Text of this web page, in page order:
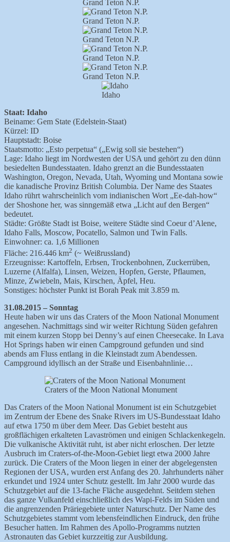
Grand Teton N.P.
Grand Teton N.P.
Grand Teton N.P.
Grand Teton N.P.
Grand Teton N.P.
Idaho
Staat: Idaho
Beiname: Gem State (Edelstein-Staat)
Kürzel: ID
Hauptstadt: Boise
Staatsmotto: „Esto perpetua“ („Ewig soll sie bestehen“)
Lage: Idaho liegt im Nordwesten der USA und gehört zu den dünn
besiedelten Bundesstaaten. Idaho grenzt an die Bundesstaaten
Washington, Oregon, Nevada, Utah, Wyoming und Montana sowie
die kanadische Provinz British Columbia. Der Name des Staates
Idaho rührt wahrscheinlich vom indianischen Wort „Ee-dah-how“
der Shoshone her, was sinngemäß etwa „Licht auf den Bergen“
bedeutet.
Städte: Größte Stadt ist Boise, weitere Städte sind Coeur d’Alene,
Idaho Falls, Moscow, Pocatello, Salmon und Twin Falls.
Einwohner: ca. 1,6 Millionen
Fläche: 216.446 km2 (~ Weißrussland)
Erzeugnisse: Kartoffeln, Erbsen, Trockenbohnen, Zuckerrüben,
Luzerne (Alfalfa), Linsen, Weizen, Hopfen, Gerste, Pflaumen,
Minze, Zwiebeln, Mais, Kirschen, Äpfel, Heu.
Sonstiges: höchster Punkt ist Borah Peak mit 3.859 m.
31.08.2015 – Sonntag
Heute haben wir uns das Craters of the Moon National Monument
angesehen. Nachmittags sind wir weiter Richtung Süden gefahren
mit einem kurzen Stopp bei Denny’s auf einen Cheesecake. In Lava
Hot Springs haben wir einen Campground gefunden und sind
abends am Fluss entlang in die Kleinstadt zum Abendessen.
Campground idyllisch an der Straße und Eisenbahnlinie…
Craters of the Moon National Monument
Das Craters of the Moon National Monument ist ein Schutzgebiet
im Zentrum der Ebene des Snake Rivers im US-Bundesstaat Idaho
auf etwa 1750 m über dem Meer. Das Gebiet besteht aus
großflächigen erkalteten Lavaströmen und einigen Schlackenkegeln.
Die vulkanische Aktivität ruht, ist aber nicht erloschen. Der letzte
Ausbruch im Craters-of-the-Moon-Gebiet liegt etwa 2000 Jahre
zurück. Die Craters of the Moon liegen in einer der abgelegensten
Regionen der USA, wurden erst Anfang des 20. Jahrhunderts näher
erkundet und 1924 unter Schutz gestellt. Im Jahr 2000 wurde das
Schutzgebiet auf die 13-fache Fläche ausgedehnt. Seitdem stehen
das ganze Vulkanfeld einschließlich des Wapi-Felds im Süden und
die angrenzenden Präriegebiete unter Naturschutz. Der Name des
Schutzgebietes stammt vom lebensfeindlichen Eindruck, den frühe
Besucher hatten. Im Rahmen des Apollo-Programms nutzten
Astronauten das Gebiet kurzzeitig zur Ausbildung.